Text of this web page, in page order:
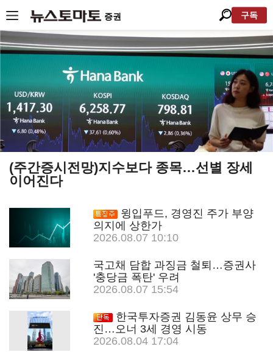
증권 구독
(주간증시전망)지수보다 종목…선별 장세
이어진다
윙입푸드, 경영진 주가 부양
의지에 상한가
2026.08.07 10:10
국고채 담합 과징금 철퇴…증권사
'충당금 폭탄' 우려
2026.08.07 15:54
한국투자증권 김동윤 상무 승
진…오너 3세 경영 시동
2026.08.04 17:04